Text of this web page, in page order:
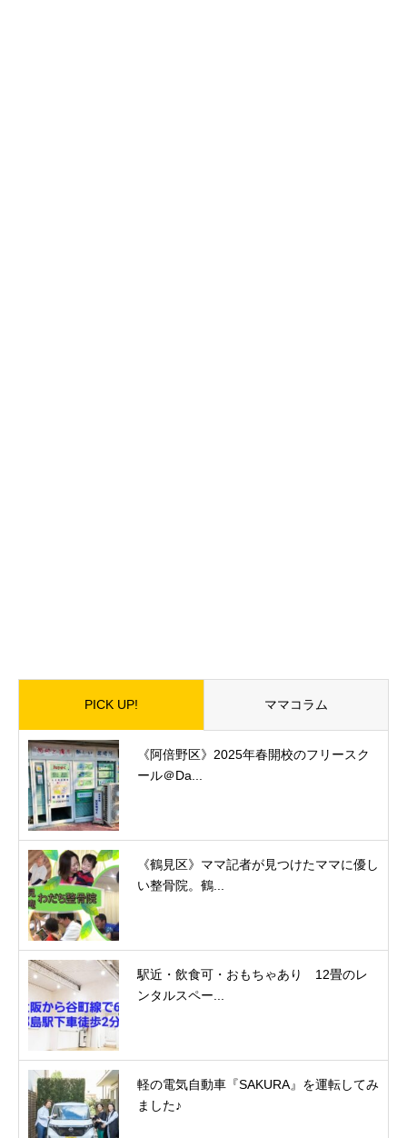
PICK UP! ママコラム
《阿倍野区》2025年春開校のフリースク
ール＠Da...
《鶴見区》ママ記者が見つけたママに優し
い整骨院。鶴...
駅近・飲食可・おもちゃあり 12畳のレ
ンタルスペー...
軽の電気自動車『SAKURA』を運転してみ
ました♪